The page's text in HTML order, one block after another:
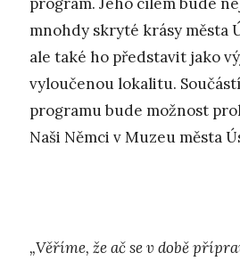
mnohdy skryté krásy města
ale také ho představit jako
vyloučenou lokalitu.
programu bude možnost
Naši Němci v Muzeu města
„Věříme, že ač se v době